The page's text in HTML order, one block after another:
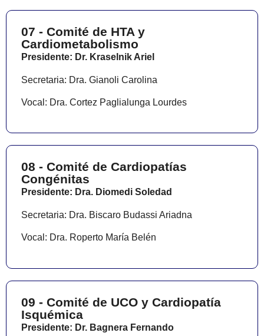
07 - Comité de HTA y
Cardiometabolismo
Presidente: Dr. Kraselnik Ariel
Secretaria: Dra. Gianoli Carolina
Vocal: Dra. Cortez Paglialunga Lourdes
08 - Comité de Cardiopatías
Congénitas
Presidente: Dra. Diomedi Soledad
Secretaria: Dra. Biscaro Budassi Ariadna
Vocal: Dra. Roperto María Belén
09 - Comité de UCO y Cardiopatía
Isquémica
Presidente: Dr. Bagnera Fernando